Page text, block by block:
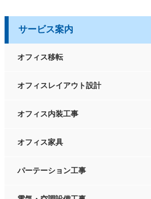
サービス案内
オフィス移転
オフィスレイアウト設計
オフィス内装工事
オフィス家具
パーテーション工事